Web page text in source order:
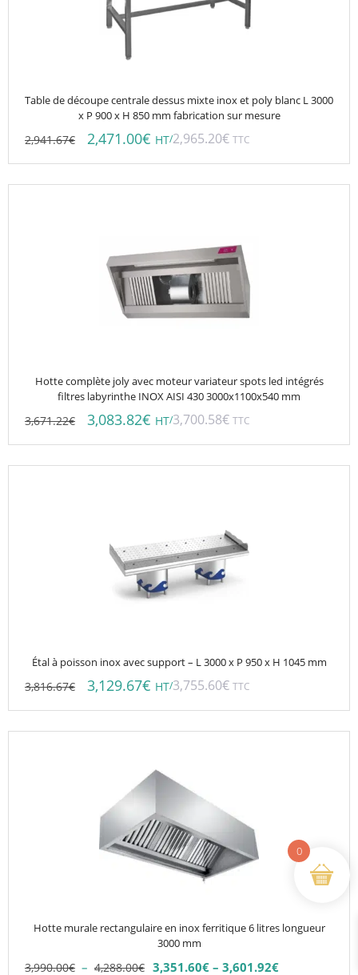
Table de découpe centrale dessus mixte inox et poly blanc L 3000
x P 900 x H 850 mm fabrication sur mesure
2,941.67€ 2,471.00€ HT/2,965.20€ TTC
Hotte complète joly avec moteur variateur spots led intégrés
filtres labyrinthe INOX AISI 430 3000x1100x540 mm
3,671.22€ 3,083.82€ HT/3,700.58€ TTC
Étal à poisson inox avec support – L 3000 x P 950 x H 1045 mm
3,816.67€ 3,129.67€ HT/3,755.60€ TTC
Hotte murale rectangulaire en inox ferritique 6 litres longueur
3000 mm
3,990.00€ – 4,288.00€Plage
3,351.60€ – 3,601.92€
choisies
0